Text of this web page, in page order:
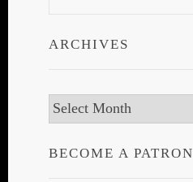
ARCHIVES
Archives
BECOME A PATRON